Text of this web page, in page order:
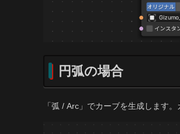
円弧の場合
「弧 / Arc」でカーブを生成します